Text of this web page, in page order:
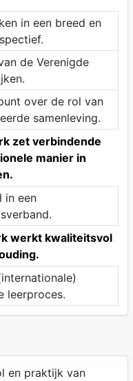
in een breed en
de Verenigde
over de rol van
samenleving.
zet verbindende
manier in
in een
werkt kwaliteitsvol
leerproces.
en praktijk van